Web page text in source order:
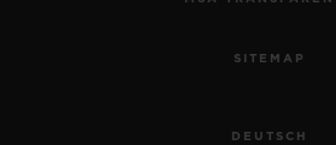
SITEMAP
DEUTSCH